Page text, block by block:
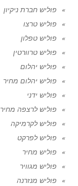
פוליש חברת ניקיון
פוליש טרצו
פוליש טפלון
פוליש טרוורטין
פוליש יהלום
פוליש יהלום מחיר
פוליש ידני
פוליש לרצפה מחיר
פוליש לקרמיקה
פוליש לפרקט
פוליש מחיר
פוליש מגוויר
פוליש מנזרנה